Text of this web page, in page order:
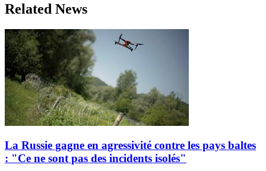
Related News
La Russie gagne en agressivité contre les pays baltes
: "Ce ne sont pas des incidents isolés"